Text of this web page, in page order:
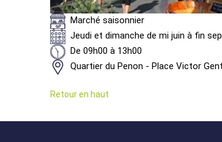
Marché saisonnier
Jeudi et dimanche de mi juin à fin
De 09h00 à 13h00
Quartier du Penon - Place Victor
Retour en haut